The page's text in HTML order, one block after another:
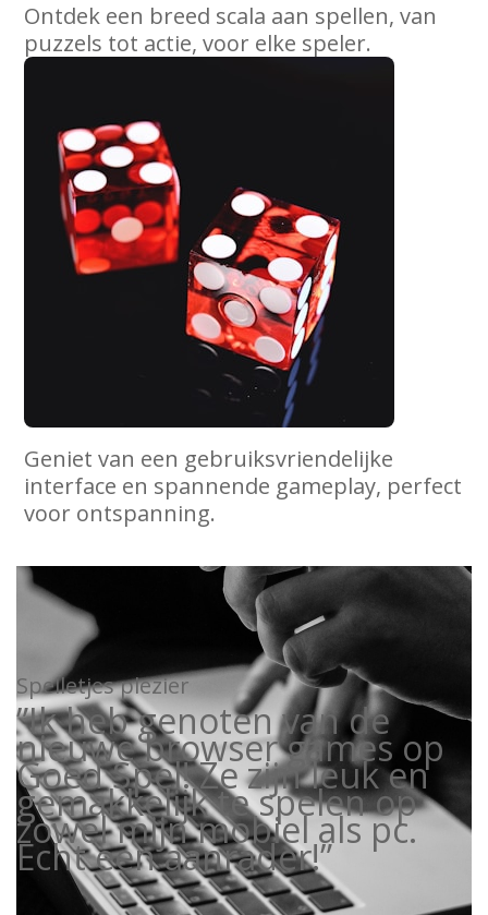
Ontdek een breed scala aan spellen, van
puzzels tot actie, voor elke speler.
Geniet van een gebruiksvriendelijke
interface en spannende gameplay, perfect
voor ontspanning.
Spelletjes plezier
”Ik heb genoten van de
nieuwe browser games op
Goed Spel! Ze zijn leuk en
gemakkelijk te spelen op
zowel mijn mobiel als pc.
Echt een aanrader!”